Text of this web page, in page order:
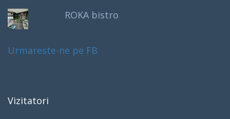
ROKA bistro
Urmareste-ne pe FB
Vizitatori